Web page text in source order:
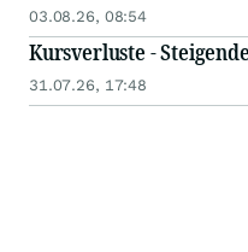
03.08.26, 08:54
Kursverluste -
31.07.26, 17:48